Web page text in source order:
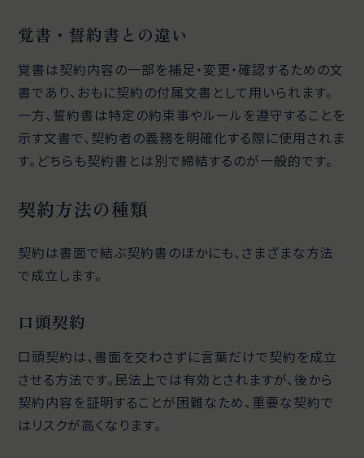
覚書・誓約書との違い
覚書は契約内容の一部を補足・変更・確認するための文
書であり、おもに契約の付属文書として用いられます。
一方、誓約書は特定の約束事やルールを遵守することを
示す文書で、契約者の義務を明確化する際に使用されま
す。どちらも契約書とは別で締結するのが一般的です。
契約方法の種類
契約は書面で結ぶ契約書のほかにも、さまざまな方法
で成立します。
口頭契約
口頭契約は、書面を交わさずに言葉だけで契約を成立
させる方法です。民法上では有効とされますが、後から
契約内容を証明することが困難なため、重要な契約で
はリスクが高くなります。